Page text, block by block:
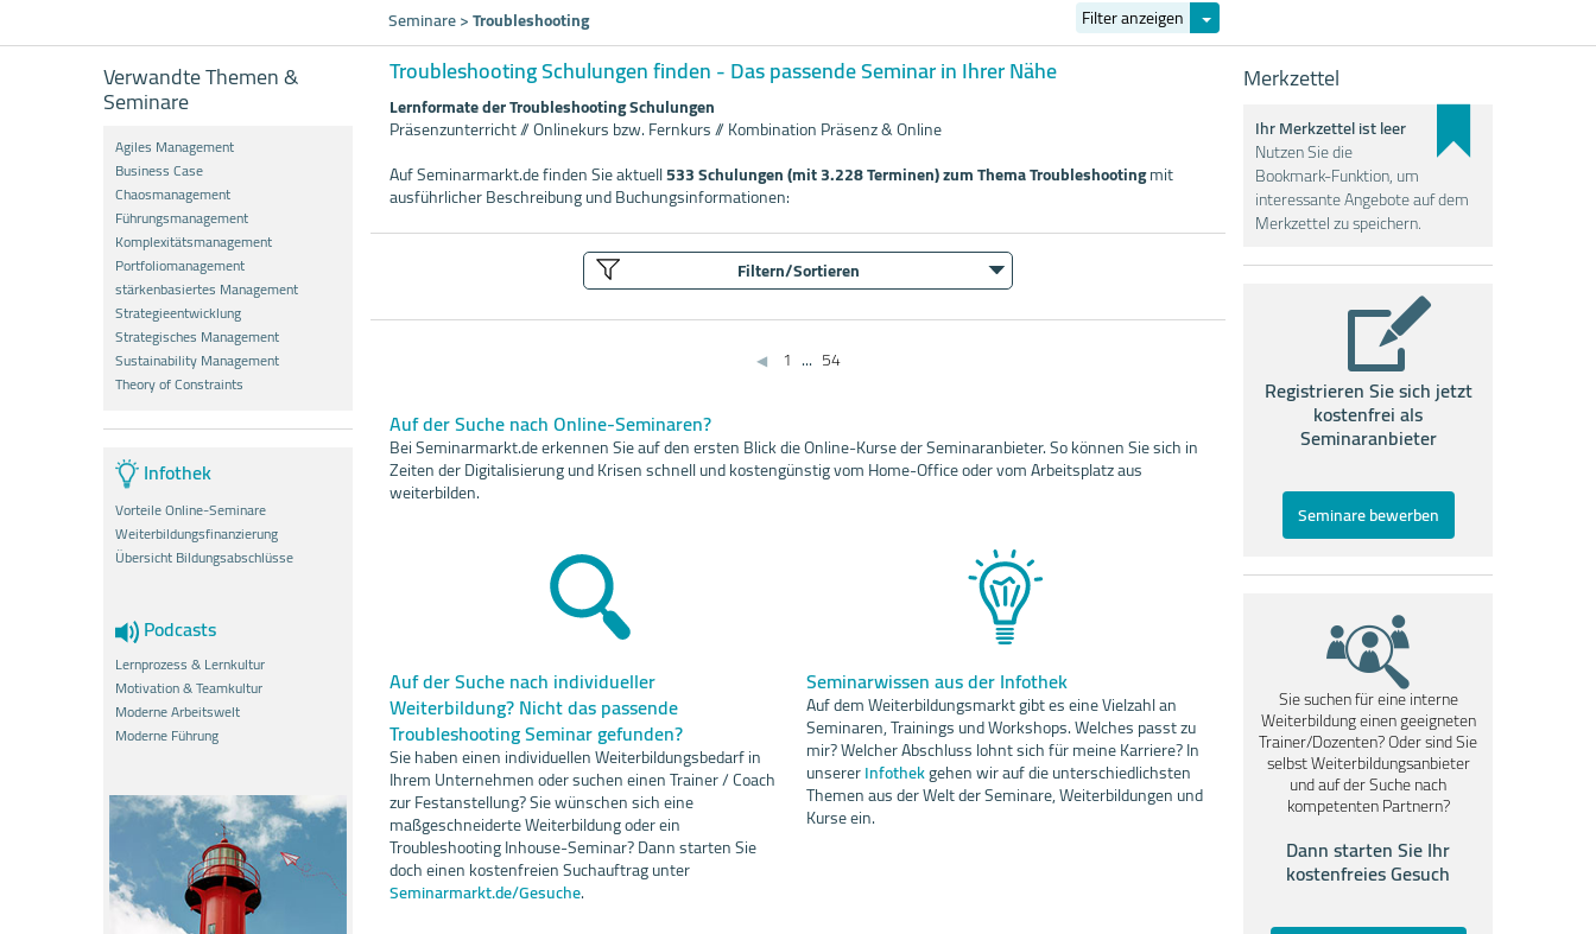
Filter anzeigen
Filter
ein-/ausblenden
Seminare>Troubleshooting
Verwandte Themen &
Seminare
Agiles Management
Business Case
Chaosmanagement
Führungsmanagement
Komplexitätsmanagement
Portfoliomanagement
stärkenbasiertes Management
Strategieentwicklung
Strategisches Management
Sustainability Management
Theory of Constraints
Infothek
Vorteile Online-Seminare
Weiterbildungsfinanzierung
Übersicht Bildungsabschlüsse
Podcasts
Lernprozess & Lernkultur
Motivation & Teamkultur
Moderne Arbeitswelt
Moderne Führung
Troubleshooting Schulungen finden - Das passende Seminar in Ihrer Nähe
Lernformate der Troubleshooting Schulungen
Präsenzunterricht // Onlinekurs bzw. Fernkurs // Kombination Präsenz & Online
Auf Seminarmarkt.de finden Sie aktuell533 Schulungen (mit 3.228 Terminen) zum Thema Troubleshootingmit
ausführlicher Beschreibung und Buchungsinformationen:
Filtern/Sortieren
◀ 1 ... 54
Auf der Suche nach Online-Seminaren?
Bei Seminarmarkt.de erkennen Sie auf den ersten Blick die Online-Kurse der Seminaranbieter. So können Sie sich in
Zeiten der Digitalisierung und Krisen schnell und kostengünstig vom Home-Office oder vom Arbeitsplatz aus
weiterbilden.
Auf der Suche nach individueller
Weiterbildung? Nicht das passende
Troubleshooting Seminar gefunden?
Sie haben einen individuellen Weiterbildungsbedarf in
Ihrem Unternehmen oder suchen einen Trainer / Coach
zur Festanstellung? Sie wünschen sich eine
maßgeschneiderte Weiterbildung oder ein
Troubleshooting Inhouse-Seminar? Dann starten Sie
doch einen kostenfreien Suchauftrag unter
Seminarmarkt.de/Gesuche.
Seminarwissen aus der Infothek
Auf dem Weiterbildungsmarkt gibt es eine Vielzahl an
Seminaren, Trainings und Workshops. Welches passt zu
mir? Welcher Abschluss lohnt sich für meine Karriere? In
unsererInfothekgehen wir auf die unterschiedlichsten
Themen aus der Welt der Seminare, Weiterbildungen und
Kurse ein.
Merkzettel
Ihr Merkzettel ist leer
Nutzen Sie die
Bookmark-Funktion, um
interessante Angebote auf dem
Merkzettel zu speichern.
Registrieren Sie sich jetzt
kostenfrei als
Seminaranbieter
Seminare bewerben
Sie suchen für eine interne
Weiterbildung einen geeigneten
Trainer/Dozenten? Oder sind Sie
selbst Weiterbildungsanbieter
und auf der Suche nach
kompetenten Partnern?
Dann starten Sie Ihr
kostenfreies Gesuch